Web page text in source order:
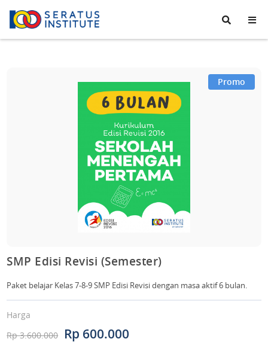
Seratus
Institute
Promo
SMP Edisi Revisi (Semester)
Paket belajar Kelas 7-8-9 SMP Edisi Revisi dengan masa aktif 6 bulan.
Harga
Rp 3.600.000
Rp 600.000